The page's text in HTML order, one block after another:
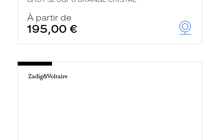
À partir de
195,00 €